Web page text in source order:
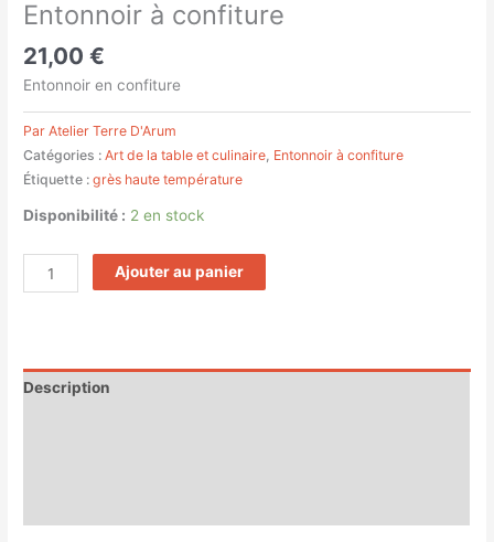
Entonnoir à confiture
21,00€
Entonnoir en confiture
Par Atelier Terre D'Arum
Catégories :Art de la table et culinaire, Entonnoir à confiture
Étiquette :grès haute température
Disponibilité : 2 en stock
Ajouter au panier
Description